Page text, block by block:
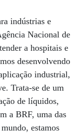
indústrias e
Nacional de
a hospitais e
desenvolvendo
industrial,
Trata-se de um
de líquidos,
a BRF, uma das
estamos